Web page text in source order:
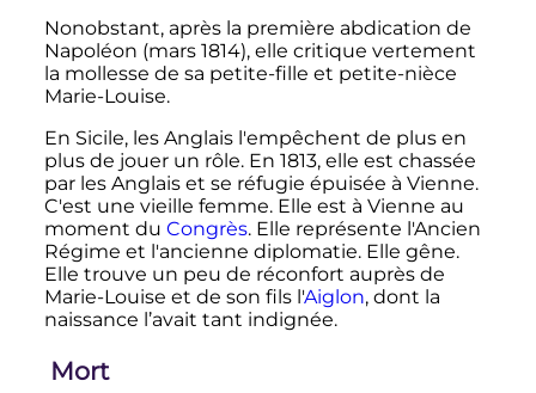
Nonobstant, après la première abdication de
Napoléon (mars 1814), elle critique vertement
la mollesse de sa petite-fille et petite-nièce
Marie-Louise.
En Sicile, les Anglais l'empêchent de plus en
plus de jouer un rôle. En 1813, elle est chassée
par les Anglais et se réfugie épuisée à Vienne.
C'est une vieille femme. Elle est à Vienne au
moment du Congrès. Elle représente l'Ancien
Régime et l'ancienne diplomatie. Elle gêne.
Elle trouve un peu de réconfort auprès de
Marie-Louise et de son fils l'Aiglon, dont la
naissance l’avait tant indignée.
Mort